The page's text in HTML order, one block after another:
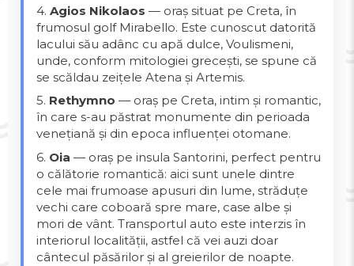
4. Agios Nikolaos — oraș situat pe Creta, în
frumosul golf Mirabello. Este cunoscut datorită
lacului său adânc cu apă dulce, Voulismeni,
unde, conform mitologiei grecești, se spune că
se scăldau zeițele Atena și Artemis.
5. Rethymno — oraș pe Creta, intim și romantic,
în care s-au păstrat monumente din perioada
venețiană și din epoca influenței otomane.
6. Oia — oraș pe insula Santorini, perfect pentru
o călătorie romantică: aici sunt unele dintre
cele mai frumoase apusuri din lume, străduțe
vechi care coboară spre mare, case albe și
mori de vânt. Transportul auto este interzis în
interiorul localității, astfel că vei auzi doar
cântecul păsărilor și al greierilor de noapte.